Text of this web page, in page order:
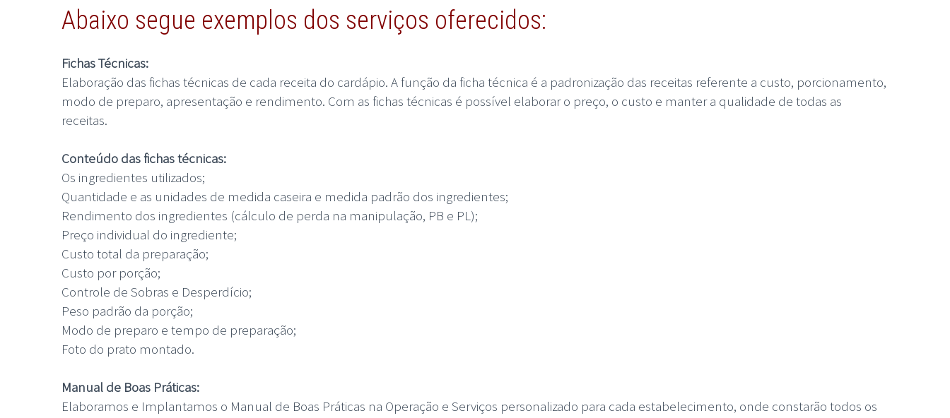
Abaixo segue exemplos dos serviços oferecidos:
Fichas Técnicas:
Elaboração das fichas técnicas de cada receita do cardápio. A função da ficha técnica é a padronização das receitas referente a custo, porcionamento,
modo de preparo, apresentação e rendimento. Com as fichas técnicas é possível elaborar o preço, o custo e manter a qualidade de todas as
receitas.
Conteúdo das fichas técnicas:
Os ingredientes utilizados;
Quantidade e as unidades de medida caseira e medida padrão dos ingredientes;
Rendimento dos ingredientes (cálculo de perda na manipulação, PB e PL);
Preço individual do ingrediente;
Custo total da preparação;
Custo por porção;
Controle de Sobras e Desperdício;
Peso padrão da porção;
Modo de preparo e tempo de preparação;
Foto do prato montado.
Manual de Boas Práticas:
Elaboramos e Implantamos o Manual de Boas Práticas na Operação e Serviços personalizado para cada estabelecimento, onde constarão todos os